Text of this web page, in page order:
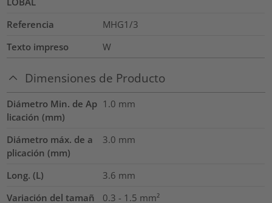
Referencia
MHG1/3
Texto impreso
W
Dimensiones de Producto
Diámetro Min. de Ap
licación (mm)
1.0 mm
Diámetro máx. de a
plicación (mm)
3.0 mm
Long. (L) 3.6 mm
Variación del tamañ
0.3 - 1.5 mm²